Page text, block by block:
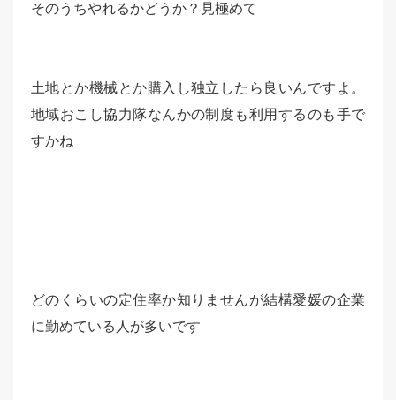
そのうちやれるかどうか？見極めて
土地とか機械とか購入し独立したら良いんですよ。
地域おこし協力隊なんかの制度も利用するのも手で
すかね
どのくらいの定住率か知りませんが結構愛媛の企業
に勤めている人が多いです